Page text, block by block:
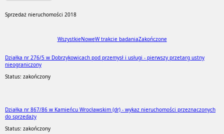
Sprzedaż nieruchomości 2018
WszystkieNoweW trakcie badaniaZakończone
Działka nr 276/5 w Dobrzykowicach pod przemysł i usługi - pierwszy przetarg ustny
nieograniczony
Status: zakończony
Działka nr 867/86 w Kamieńcu Wrocławskim (dr) - wykaz nieruchomości przeznaczonych
do sprzedaży
Status: zakończony